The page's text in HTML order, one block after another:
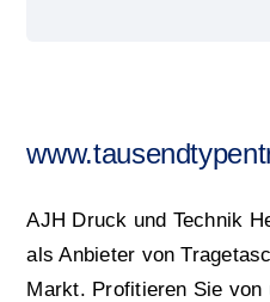
AJH Druck und Technik
als Anbieter von
Markt. Profitieren Sie von